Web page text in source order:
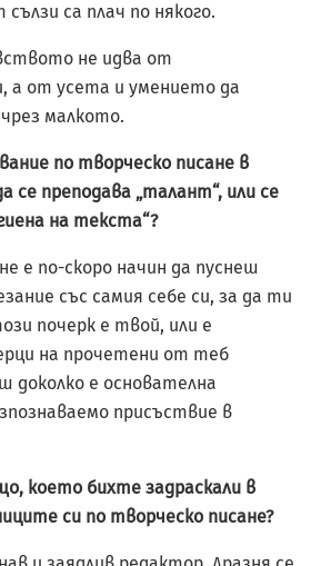
са плач по някого.
не идва от
а от усета и умението да
малкото.
по творческо писане в
се преподава „талант“, или се
на текста“?
е по-скоро начин да пуснеш
със самия себе си, за да ти
почерк е твой, или е
на прочетени от теб
доколко е основателна
присъствие в
което бихте задраскали в
си по творческо писане?